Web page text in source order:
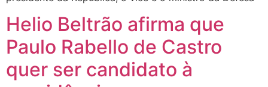
Helio Beltrão afirma que
Paulo Rabello de Castro
quer ser candidato à